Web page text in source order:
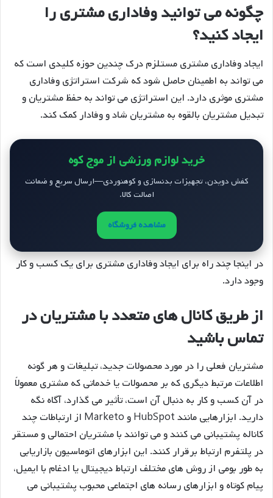
چگونه می توانید وفاداری مشتری را
ایجاد کنید؟
ایجاد وفاداری مشتری مستلزم درک چندین حوزه کلیدی است که
می تواند به اطمینان حاصل شود که شرکت استراتژی وفاداری
مشتری موثری دارد. این استراتژی می تواند به حفظ مشتریان و
تبدیل مشتریان بالقوه به مشتریان شاد و وفادار کمک کند.
خرید لوازم ورزشی از موج کوه
کفش دویدن، تجهیزات بدنسازی و کوهنوردی—ارسال سریع و ضمانت
اصالت کالا.
مشاهده فروشگاه
در اینجا چند راه برای ایجاد وفاداری مشتری برای یک کسب و کار
وجود دارد.
از طریق کانال های متعدد با مشتریان در
تماس باشید
مشتریان فعلی را در مورد محصولات جدید، تبلیغات و هر گونه
اطلاعات مرتبط دیگری که بر محصولات یا خدماتی که مشتری معمولاً
در آن کسب و کار به دنبال آن است، تأثیر می گذارد، آگاه نگه
دارید. ابزارهایی مانند HubSpot و Marketo از ارتباطات چند
کاناله پشتیبانی می کنند و می توانند با مشتریان احتمالی و مستقر
در پلتفرم ارتباط برقرار کنند. این ابزارهای اتوماسیون بازاریابی
به طور بومی از روش های مختلف ارتباط دیجیتال یا ادغام با ایمیل،
پیام کوتاه و ابزارهای رسانه های اجتماعی محبوب پشتیبانی می